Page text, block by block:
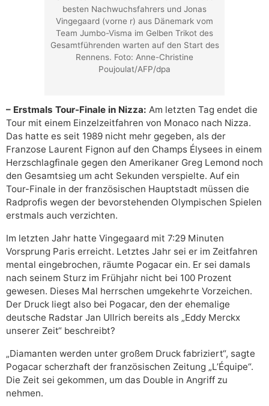
besten Nachwuchsfahrers und Jonas
Vingegaard (vorne r) aus Dänemark vom
Team Jumbo-Visma im Gelben Trikot des
Gesamtführenden warten auf den Start des
Rennens. Foto: Anne-Christine
Poujoulat/AFP/dpa
– Erstmals Tour-Finale in Nizza: Am letzten Tag endet die
Tour mit einem Einzelzeitfahren von Monaco nach Nizza.
Das hatte es seit 1989 nicht mehr gegeben, als der
Franzose Laurent Fignon auf den Champs Élysees in einem
Herzschlagfinale gegen den Amerikaner Greg Lemond noch
den Gesamtsieg um acht Sekunden verspielte. Auf ein
Tour-Finale in der französischen Hauptstadt müssen die
Radprofis wegen der bevorstehenden Olympischen Spielen
erstmals auch verzichten.
Im letzten Jahr hatte Vingegaard mit 7:29 Minuten
Vorsprung Paris erreicht. Letztes Jahr sei er im Zeitfahren
mental eingebrochen, räumte Pogacar ein. Er sei damals
nach seinem Sturz im Frühjahr nicht bei 100 Prozent
gewesen. Dieses Mal herrschen umgekehrte Vorzeichen.
Der Druck liegt also bei Pogacar, den der ehemalige
deutsche Radstar Jan Ullrich bereits als „Eddy Merckx
unserer Zeit“ beschreibt?
„Diamanten werden unter großem Druck fabriziert“, sagte
Pogacar scherzhaft der französischen Zeitung „L’Équipe“.
Die Zeit sei gekommen, um das Double in Angriff zu
nehmen.